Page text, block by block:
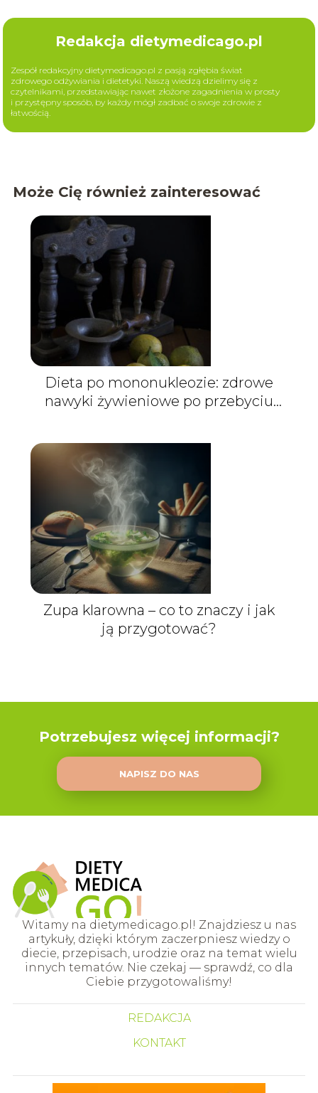
Redakcja dietymedicago.pl
Zespół redakcyjny dietymedicago.pl z pasją zgłębia świat
zdrowego odżywiania i dietetyki. Naszą wiedzą dzielimy się z
czytelnikami, przedstawiając nawet złożone zagadnienia w prosty
i przystępny sposób, by każdy mógł zadbać o swoje zdrowie z
łatwością.
Może Cię również zainteresować
Dieta po mononukleozie: zdrowe
nawyki żywieniowe po przebyciu
Zupa klarowna – co to znaczy i jak
ją przygotować?
Potrzebujesz więcej informacji?
NAPISZ DO NAS
Witamy na dietymedicago.pl! Znajdziesz u nas
artykuły, dzięki którym zaczerpniesz wiedzy o
diecie, przepisach, urodzie oraz na temat wielu
innych tematów. Nie czekaj — sprawdź, co dla
Ciebie przygotowaliśmy!
REDAKCJA
KONTAKT